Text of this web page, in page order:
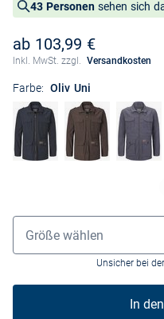
43 Personen sehen sich
ab 103,99 €
Inkl. MwSt. zzgl. Versandkosten
Farbe: Oliv Uni
Größenauswahl
Größe wählen
Unsicher bei
In